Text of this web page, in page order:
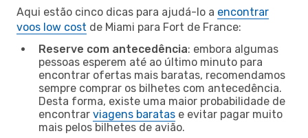
Aqui estão cinco dicas para ajudá-lo a encontrar
voos low cost de Miami para Fort de France:
Reserve com antecedência: embora algumas
pessoas esperem até ao último minuto para
encontrar ofertas mais baratas, recomendamos
sempre comprar os bilhetes com antecedência.
Desta forma, existe uma maior probabilidade de
encontrar viagens baratas e evitar pagar muito
mais pelos bilhetes de avião.